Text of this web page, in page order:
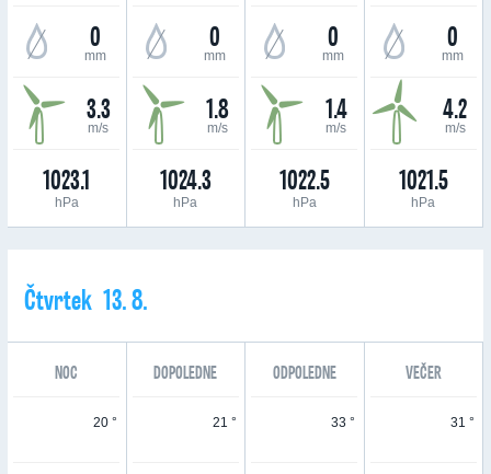
0
mm
3.3
m/s
1023.1
hPa
0
mm
1.8
m/s
1024.3
hPa
0
mm
1.4
m/s
1022.5
hPa
0
mm
4.2
m/s
1021.5
hPa
Čtvrtek 13. 8.
NOC DOPOLEDNE ODPOLEDNE VEČER
20 ° 21 ° 33 ° 31 °